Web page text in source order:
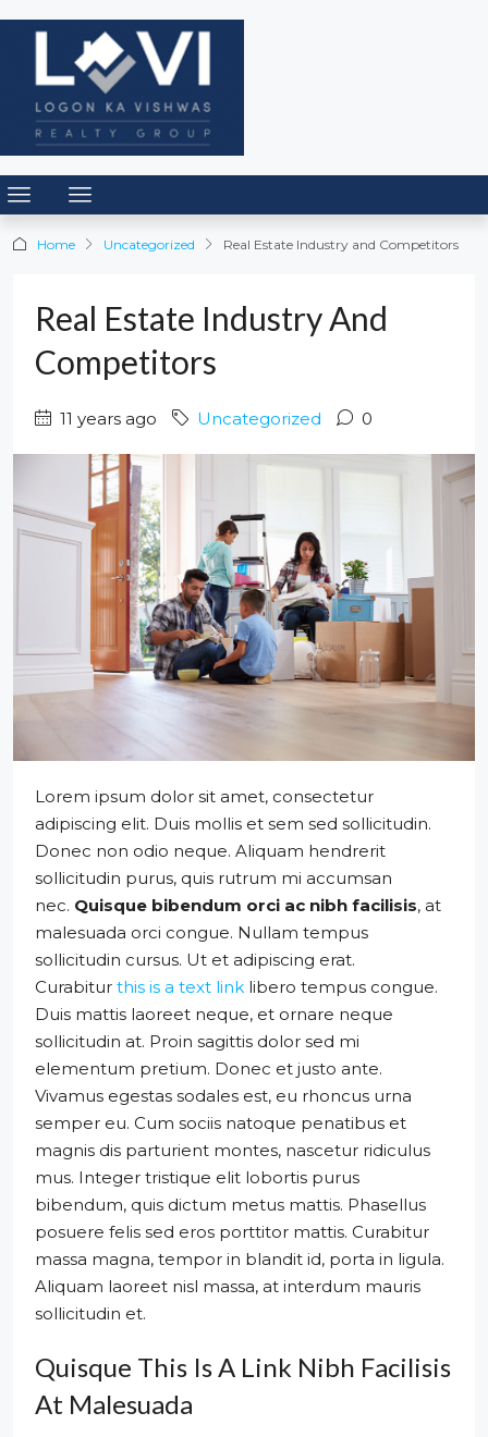
Home Uncategorized Real Estate Industry and Competitors
Real Estate Industry And
Competitors
11 years ago Uncategorized 0
Lorem ipsum dolor sit amet, consectetur
adipiscing elit. Duis mollis et sem sed sollicitudin.
Donec non odio neque. Aliquam hendrerit
sollicitudin purus, quis rutrum mi accumsan
nec. Quisque bibendum orci ac nibh facilisis, at
malesuada orci congue. Nullam tempus
sollicitudin cursus. Ut et adipiscing erat.
Curabitur this is a text link libero tempus congue.
Duis mattis laoreet neque, et ornare neque
sollicitudin at. Proin sagittis dolor sed mi
elementum pretium. Donec et justo ante.
Vivamus egestas sodales est, eu rhoncus urna
semper eu. Cum sociis natoque penatibus et
magnis dis parturient montes, nascetur ridiculus
mus. Integer tristique elit lobortis purus
bibendum, quis dictum metus mattis. Phasellus
posuere felis sed eros porttitor mattis. Curabitur
massa magna, tempor in blandit id, porta in ligula.
Aliquam laoreet nisl massa, at interdum mauris
sollicitudin et.
Quisque This Is A Link Nibh Facilisis
At Malesuada